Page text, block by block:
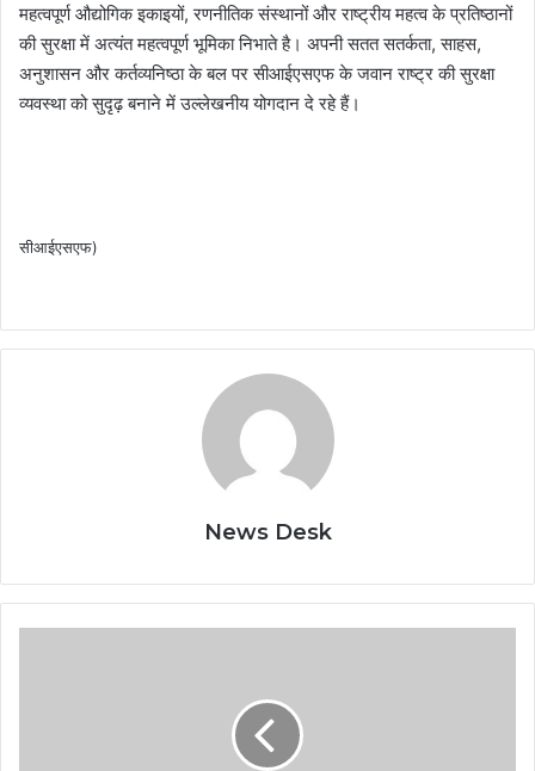
महत्वपूर्ण औद्योगिक इकाइयों, रणनीतिक संस्थानों और राष्ट्रीय महत्व के प्रतिष्ठानों
की सुरक्षा में अत्यंत महत्वपूर्ण भूमिका निभाते है। अपनी सतत सतर्कता, साहस,
अनुशासन और कर्तव्यनिष्ठा के बल पर सीआईएसएफ के जवान राष्ट्र की सुरक्षा
व्यवस्था को सुदृढ़ बनाने में उल्लेखनीय योगदान दे रहे हैं।
सीआईएसएफ)
News Desk